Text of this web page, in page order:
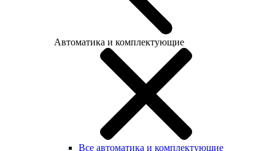
Автоматика и комплектующие
Все автоматика и комплектующие